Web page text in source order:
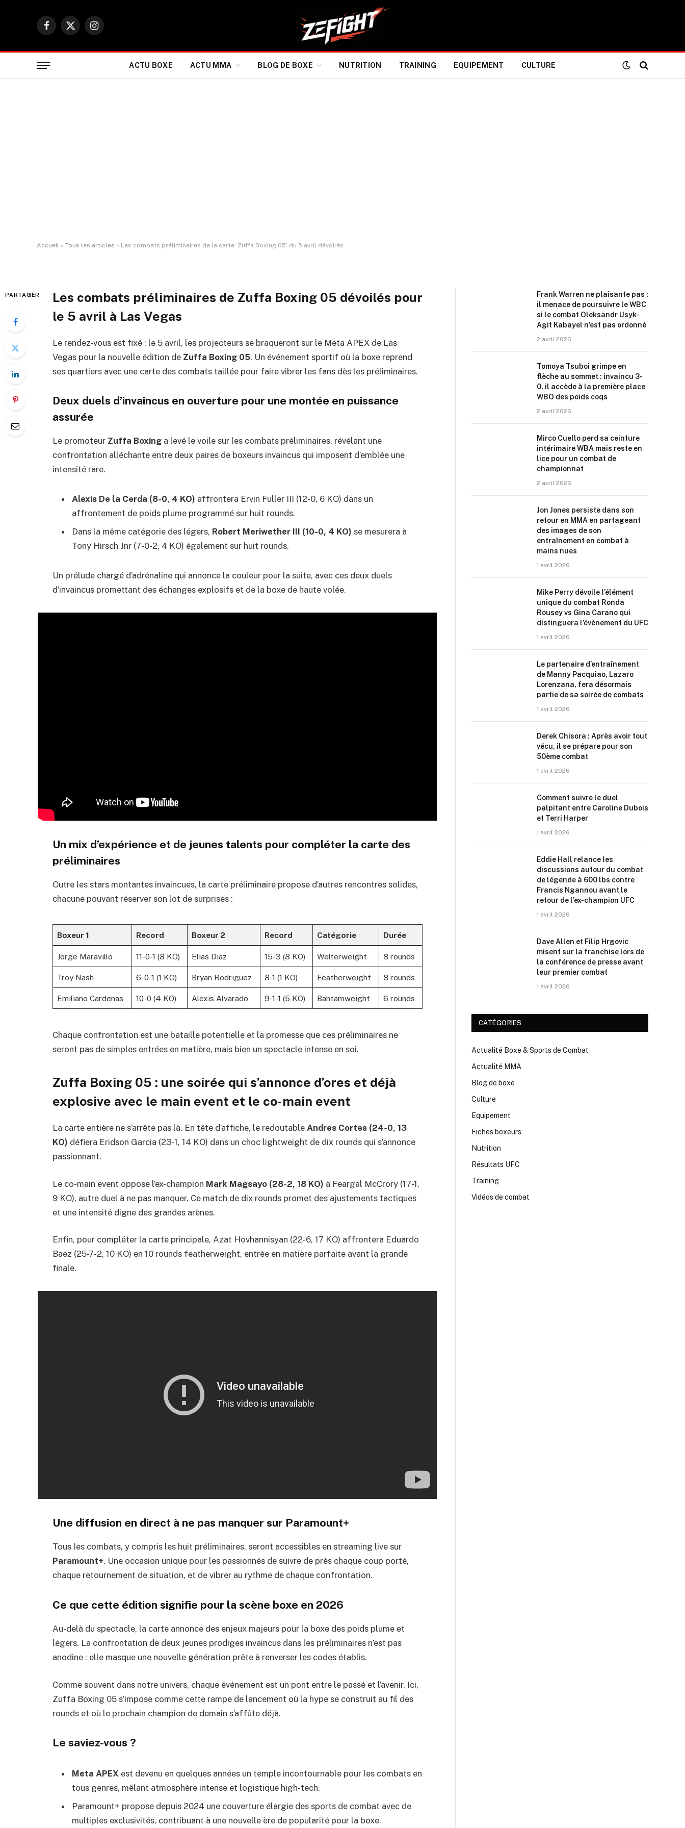
Facebook
X
Instagram
ACTU BOXE ACTU MMA BLOG DE BOXE NUTRITION TRAINING EQUIPEMENT CULTURE
Accueil » Tous les articles » Les combats préliminaires de la carte ‘Zuffa Boxing 05’ du 5 avril dévoilés
Par ADIL 28 mars 2026 Aucun commentaire 4 Minutes de Lecture
PARTAGER
Les combats préliminaires de Zuffa Boxing 05 dévoilés pour
le 5 avril à Las Vegas
Le rendez-vous est fixé : le 5 avril, les projecteurs se braqueront sur le Meta APEX de Las
Vegas pour la nouvelle édition de Zuffa Boxing 05. Un événement sportif où la boxe reprend
ses quartiers avec une carte des combats taillée pour faire vibrer les fans dès les préliminaires.
Deux duels d’invaincus en ouverture pour une montée en puissance
assurée
Le promoteur Zuffa Boxing a levé le voile sur les combats préliminaires, révélant une
confrontation alléchante entre deux paires de boxeurs invaincus qui imposent d’emblée une
intensité rare.
Alexis De la Cerda (8-0, 4 KO) affrontera Ervin Fuller III (12-0, 6 KO) dans un
affrontement de poids plume programmé sur huit rounds.
Dans la même catégorie des légers, Robert Meriwether III (10-0, 4 KO) se mesurera à
Tony Hirsch Jnr (7-0-2, 4 KO) également sur huit rounds.
Un prélude chargé d’adrénaline qui annonce la couleur pour la suite, avec ces deux duels
d’invaincus promettant des échanges explosifs et de la boxe de haute volée.
Un mix d’expérience et de jeunes talents pour compléter la carte des
préliminaires
Outre les stars montantes invaincues, la carte préliminaire propose d’autres rencontres solides,
chacune pouvant réserver son lot de surprises :
Boxeur 1 Record Boxeur 2 Record Catégorie Durée
Jorge Maravillo 11-0-1 (8 KO) Elias Diaz 15-3 (8 KO) Welterweight 8 rounds
Troy Nash 6-0-1 (1 KO) Bryan Rodriguez 8-1 (1 KO) Featherweight 8 rounds
Emiliano Cardenas 10-0 (4 KO) Alexis Alvarado 9-1-1 (5 KO) Bantamweight 6 rounds
Chaque confrontation est une bataille potentielle et la promesse que ces préliminaires ne
seront pas de simples entrées en matière, mais bien un spectacle intense en soi.
Zuffa Boxing 05 : une soirée qui s’annonce d’ores et déjà
explosive avec le main event et le co-main event
La carte entière ne s’arrête pas là. En tête d’affiche, le redoutable Andres Cortes (24-0, 13
KO) défiera Eridson Garcia (23-1, 14 KO) dans un choc lightweight de dix rounds qui s’annonce
passionnant.
Le co-main event oppose l’ex-champion Mark Magsayo (28-2, 18 KO) à Feargal McCrory (17-1,
9 KO), autre duel à ne pas manquer. Ce match de dix rounds promet des ajustements tactiques
et une intensité digne des grandes arènes.
Enfin, pour compléter la carte principale, Azat Hovhannisyan (22-6, 17 KO) affrontera Eduardo
Baez (25-7-2, 10 KO) en 10 rounds featherweight, entrée en matière parfaite avant la grande
finale.
Une diffusion en direct à ne pas manquer sur Paramount+
Tous les combats, y compris les huit préliminaires, seront accessibles en streaming live sur
Paramount+. Une occasion unique pour les passionnés de suivre de près chaque coup porté,
chaque retournement de situation, et de vibrer au rythme de chaque confrontation.
Ce que cette édition signifie pour la scène boxe en 2026
Au-delà du spectacle, la carte annonce des enjeux majeurs pour la boxe des poids plume et
légers. La confrontation de deux jeunes prodiges invaincus dans les préliminaires n’est pas
anodine : elle masque une nouvelle génération prête à renverser les codes établis.
Comme souvent dans notre univers, chaque événement est un pont entre le passé et l’avenir. Ici,
Zuffa Boxing 05 s’impose comme cette rampe de lancement où la hype se construit au fil des
rounds et où le prochain champion de demain s’affûte déjà.
Le saviez-vous ?
Meta APEX est devenu en quelques années un temple incontournable pour les combats en
tous genres, mêlant atmosphère intense et logistique high-tech.
Paramount+ propose depuis 2024 une couverture élargie des sports de combat avec de
multiples exclusivités, contribuant à une nouvelle ère de popularité pour la boxe.
Frank Warren ne plaisante pas :
il menace de poursuivre le WBC
si le combat Oleksandr Usyk-
Agit Kabayel n’est pas ordonné
2 avril 2026
Tomoya Tsuboi grimpe en
flèche au sommet : invaincu 3-
0, il accède à la première place
WBO des poids coqs
2 avril 2026
Mirco Cuello perd sa ceinture
intérimaire WBA mais reste en
lice pour un combat de
championnat
2 avril 2026
Jon Jones persiste dans son
retour en MMA en partageant
des images de son
entraînement en combat à
mains nues
1 avril 2026
Mike Perry dévoile l’élément
unique du combat Ronda
Rousey vs Gina Carano qui
distinguera l’événement du UFC
1 avril 2026
Le partenaire d’entraînement
de Manny Pacquiao, Lazaro
Lorenzana, fera désormais
partie de sa soirée de combats
1 avril 2026
Derek Chisora : Après avoir tout
vécu, il se prépare pour son
50ème combat
1 avril 2026
Comment suivre le duel
palpitant entre Caroline Dubois
et Terri Harper
1 avril 2026
Eddie Hall relance les
discussions autour du combat
de légende à 600 lbs contre
Francis Ngannou avant le
retour de l’ex-champion UFC
1 avril 2026
Dave Allen et Filip Hrgovic
misent sur la franchise lors de
la conférence de presse avant
leur premier combat
1 avril 2026
CATÉGORIES
Actualité Boxe & Sports de Combat
Actualité MMA
Blog de boxe
Culture
Equipement
Fiches boxeurs
Nutrition
Résultats UFC
Training
Vidéos de combat